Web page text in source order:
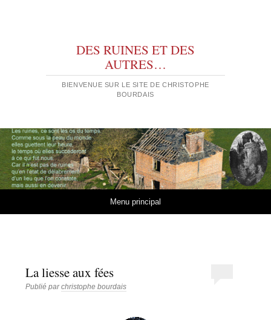
DES RUINES ET DES
AUTRES…
BIENVENUE SUR LE SITE DE CHRISTOPHE
BOURDAIS
Menu principal
La liesse aux fées
Publié parchristophe bourdais